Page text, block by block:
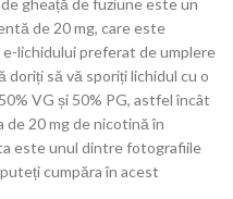
gheață de fuziune este un
de 20 mg, care este
lichidului preferat de umplere
doriți să vă sporiți lichidul cu o
VG și 50% PG, astfel încât
20 mg de nicotină în
este unul dintre fotografiile
cumpăra în acest